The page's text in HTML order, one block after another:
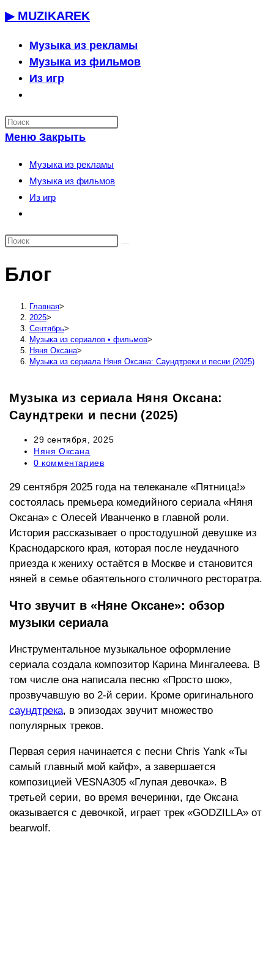
Перейти
содержимому
▶ MUZIKAREK
Музыка из рекламы
Музыка из фильмов
Из игр
по
веб-
сайту
Меню Закрыть
Музыка из рекламы
Музыка из фильмов
Из игр
по
сайту
Блог
Главная>
2025>
Сентябрь>
Музыка из сериалов • фильмов>
Няня Оксана>
Музыка из сериала Няня Оксана: Саундтреки и песни (2025)
Музыка из сериала Няня Оксана:
Саундтреки и песни (2025)
Запись
опубликована:
29 сентября, 2025
Рубрика
записи:
Няня Оксана
Комментарии
записи:
0 комментариев
29 сентября 2025 года на телеканале «Пятница!»
состоялась премьера комедийного сериала «Няня
Оксана» с Олесей Иванченко в главной роли.
История рассказывает о простодушной девушке из
Краснодарского края, которая после неудачного
приезда к жениху остаётся в Москве и становится
няней в семье обаятельного столичного ресторатра.
Что звучит в «Няне Оксане»: обзор
музыки сериала
Инструментальное музыкальное оформление
сериала создала композитор Карина Мингалеева. В
том числе она написала песню «Просто шок»,
прозвучавшую во 2-й серии. Кроме оригинального
саундтрека, в эпизодах звучит множество
популярных треков.
Первая серия начинается с песни Chris Yank «Ты
самый главный мой кайф», а завершается
композицией VESNA305 «Глупая девочка». В
третьей серии, во время вечеринки, где Оксана
оказывается с девочкой, играет трек «GODZILLA» от
bearwolf.